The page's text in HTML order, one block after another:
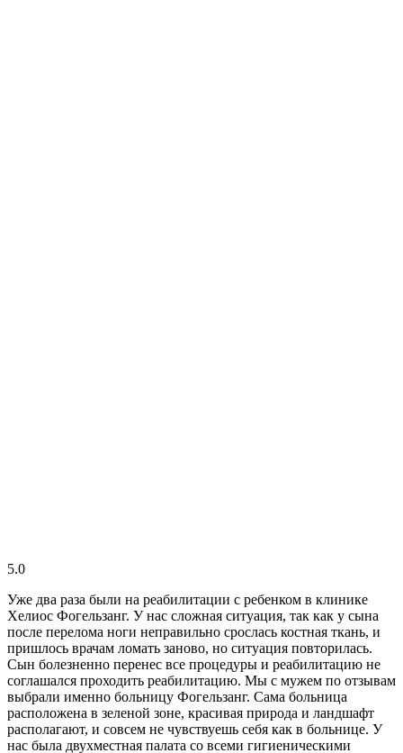
5.0
Уже два раза были на реабилитации с ребенком в клинике
Хелиос Фогельзанг. У нас сложная ситуация, так как у сына
после перелома ноги неправильно срослась костная ткань, и
пришлось врачам ломать заново, но ситуация повторилась.
Сын болезненно перенес все процедуры и реабилитацию не
соглашался проходить реабилитацию. Мы с мужем по отзывам
выбрали именно больницу Фогельзанг. Сама больница
расположена в зеленой зоне, красивая природа и ландшафт
располагают, и совсем не чувствуешь себя как в больнице. У
нас была двухместная палата со всеми гигиеническими